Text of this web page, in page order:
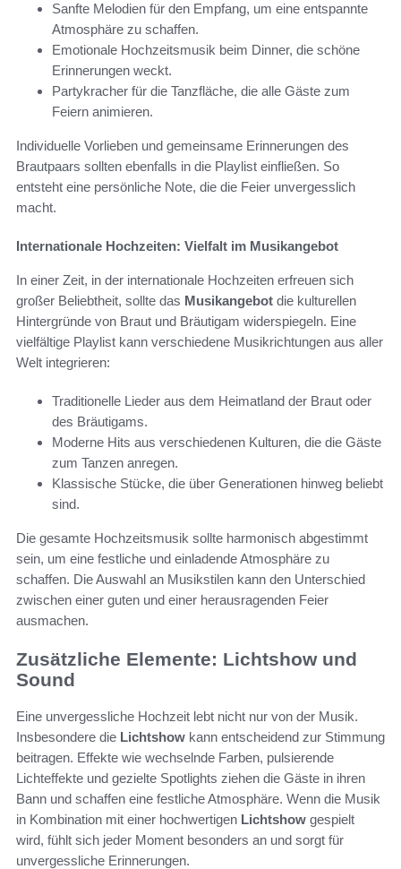
Sanfte Melodien für den Empfang, um eine entspannte
Atmosphäre zu schaffen.
Emotionale Hochzeitsmusik beim Dinner, die schöne
Erinnerungen weckt.
Partykracher für die Tanzfläche, die alle Gäste zum
Feiern animieren.
Individuelle Vorlieben und gemeinsame Erinnerungen des
Brautpaars sollten ebenfalls in die Playlist einfließen. So
entsteht eine persönliche Note, die die Feier unvergesslich
macht.
Internationale Hochzeiten: Vielfalt im Musikangebot
In einer Zeit, in der internationale Hochzeiten erfreuen sich
großer Beliebtheit, sollte das Musikangebot die kulturellen
Hintergründe von Braut und Bräutigam widerspiegeln. Eine
vielfältige Playlist kann verschiedene Musikrichtungen aus aller
Welt integrieren:
Traditionelle Lieder aus dem Heimatland der Braut oder
des Bräutigams.
Moderne Hits aus verschiedenen Kulturen, die die Gäste
zum Tanzen anregen.
Klassische Stücke, die über Generationen hinweg beliebt
sind.
Die gesamte Hochzeitsmusik sollte harmonisch abgestimmt
sein, um eine festliche und einladende Atmosphäre zu
schaffen. Die Auswahl an Musikstilen kann den Unterschied
zwischen einer guten und einer herausragenden Feier
ausmachen.
Zusätzliche Elemente: Lichtshow und
Sound
Eine unvergessliche Hochzeit lebt nicht nur von der Musik.
Insbesondere die Lichtshow kann entscheidend zur Stimmung
beitragen. Effekte wie wechselnde Farben, pulsierende
Lichteffekte und gezielte Spotlights ziehen die Gäste in ihren
Bann und schaffen eine festliche Atmosphäre. Wenn die Musik
in Kombination mit einer hochwertigen Lichtshow gespielt
wird, fühlt sich jeder Moment besonders an und sorgt für
unvergessliche Erinnerungen.